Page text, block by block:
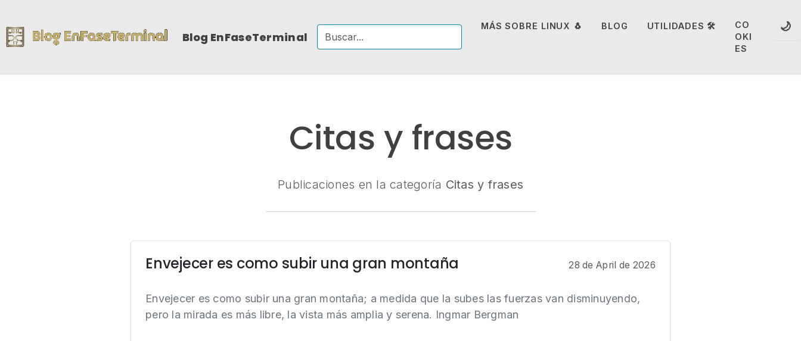
Blog EnFaseTerminal
MÁS SOBRE LINUX 🐧 BLOG UTILIDADES 🛠️
CO
OKI
ES
🌙
Citas y frases
Publicaciones en la categoría Citas y frases
Envejecer es como subir una gran montaña 28 de April de 2026
Envejecer es como subir una gran montaña; a medida que la subes las fuerzas van disminuyendo,
pero la mirada es más libre, la vista más amplia y serena. Ingmar Bergman